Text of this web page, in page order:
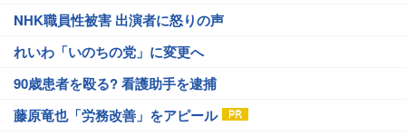
NHK職員性被害 出演者に怒りの声
れいわ「いのちの党」に変更へ
90歳患者を殴る? 看護助手を逮捕
藤原竜也「労務改善」をアピール